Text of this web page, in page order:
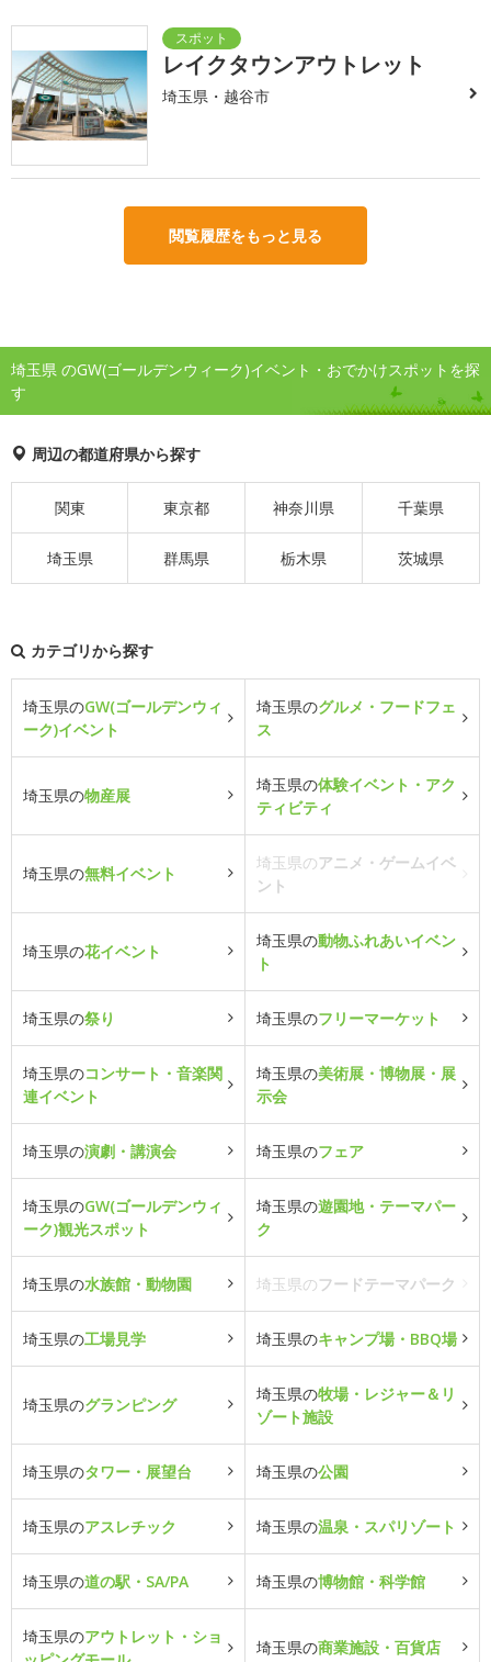
レイクタウンアウトレット
埼玉県・越谷市
閲覧履歴をもっと見る
埼玉県 のGW(ゴールデンウィーク)イベント・おでかけスポットを探
す
周辺の都道府県から探す
関東 東京都 神奈川県 千葉県
埼玉県 群馬県 栃木県 茨城県
カテゴリから探す
埼玉県のGW(ゴールデンウィ
ーク)イベント
埼玉県のグルメ・フードフェ
ス
埼玉県の物産展
埼玉県の体験イベント・アク
ティビティ
埼玉県の無料イベント
埼玉県のアニメ・ゲームイベ
ント
埼玉県の花イベント
埼玉県の動物ふれあいイベン
ト
埼玉県の祭り 埼玉県のフリーマーケット
埼玉県のコンサート・音楽関
連イベント
埼玉県の美術展・博物展・展
示会
埼玉県の演劇・講演会 埼玉県のフェア
埼玉県のGW(ゴールデンウィ
ーク)観光スポット
埼玉県の遊園地・テーマパー
ク
埼玉県の水族館・動物園 埼玉県のフードテーマパーク
埼玉県の工場見学 埼玉県のキャンプ場・BBQ場
埼玉県のグランピング
埼玉県の牧場・レジャー＆リ
ゾート施設
埼玉県のタワー・展望台 埼玉県の公園
埼玉県のアスレチック 埼玉県の温泉・スパリゾート
埼玉県の道の駅・SA/PA 埼玉県の博物館・科学館
埼玉県のアウトレット・ショ
埼玉県の商業施設・百貨店